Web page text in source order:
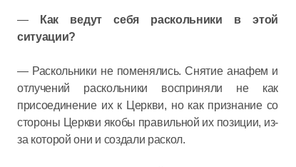
—
Как ведут себя раскольники в этой
ситуации?
— Раскольники не поменялись. Снятие анафем и
отлучений раскольники восприняли не как
присоединение их к Церкви, но как признание со
стороны Церкви якобы правильной их позиции, из-
за которой они и создали раскол.